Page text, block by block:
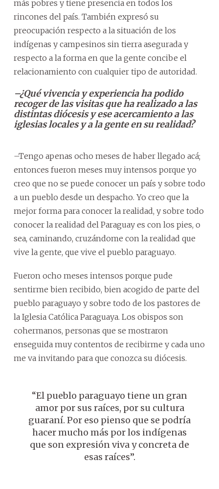
más pobres y tiene presencia en todos los
rincones del país. También expresó su
preocupación respecto a la situación de los
indígenas y campesinos sin tierra asegurada y
respecto a la forma en que la gente concibe el
relacionamiento con cualquier tipo de autoridad.
–¿Qué vivencia y experiencia ha podido
recoger de las visitas que ha realizado a las
distintas diócesis y ese acercamiento a las
iglesias locales y a la gente en su realidad?
–Tengo apenas ocho meses de haber llegado acá;
entonces fueron meses muy intensos porque yo
creo que no se puede conocer un país y sobre todo
a un pueblo desde un despacho. Yo creo que la
mejor forma para conocer la realidad, y sobre todo
conocer la realidad del Paraguay es con los pies, o
sea, caminando, cruzándome con la realidad que
vive la gente, que vive el pueblo paraguayo.
Fueron ocho meses intensos porque pude
sentirme bien recibido, bien acogido de parte del
pueblo paraguayo y sobre todo de los pastores de
la Iglesia Católica Paraguaya. Los obispos son
cohermanos, personas que se mostraron
enseguida muy contentos de recibirme y cada uno
me va invitando para que conozca su diócesis.
“El pueblo paraguayo tiene un gran
amor por sus raíces, por su cultura
guaraní. Por eso pienso que se podría
hacer mucho más por los indígenas
que son expresión viva y concreta de
esas raíces”.